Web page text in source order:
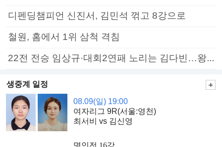
디펜딩챔피언 신진서, 김민석 꺾고 8강으로
철원, 홈에서 1위 삼척 격침
22전 전승 임상규·대회2연패 노리는 김다빈…왕중왕전 16강 7일부터
생중계 일정
08.09(일) 19:00
여자리그 9R(서울:영천)
최서비 vs 김신영